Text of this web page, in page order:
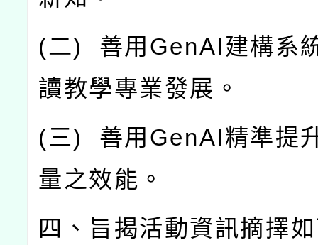
(二) 善用 GenAI建構系
讀教學專業發展。
(三) 善用 GenAI精準提
量之效能。
四、旨揭活動資訊摘擇